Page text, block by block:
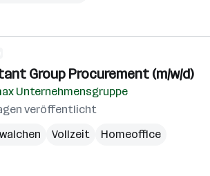
Group Procurement (m/w/d)
Unternehmensgruppe
veröffentlicht
Vollzeit Homeoffice